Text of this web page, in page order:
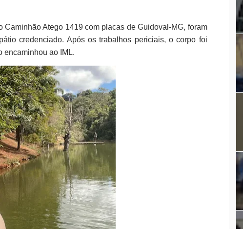
Atego 1419 com placas de Guidoval-MG, foram
credenciado. Após os trabalhos periciais, o corpo foi
encaminhou ao IML.